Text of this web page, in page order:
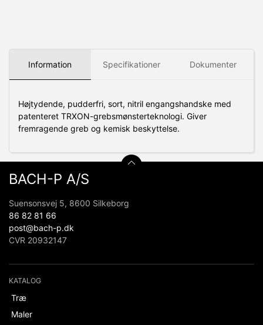
Information Specifikationer Dokumenter
Højtydende, pudderfri, sort, nitril engangshandske med
patenteret TRXON-grebsmønsterteknologi. Giver
fremragende greb og kemisk beskyttelse.
BACH-P A/S
Suensonsvej 5, 8600 Silkeborg
86 82 81 66
post@bach-p.dk
CVR 20932147
KATALOG
Træ
Maler